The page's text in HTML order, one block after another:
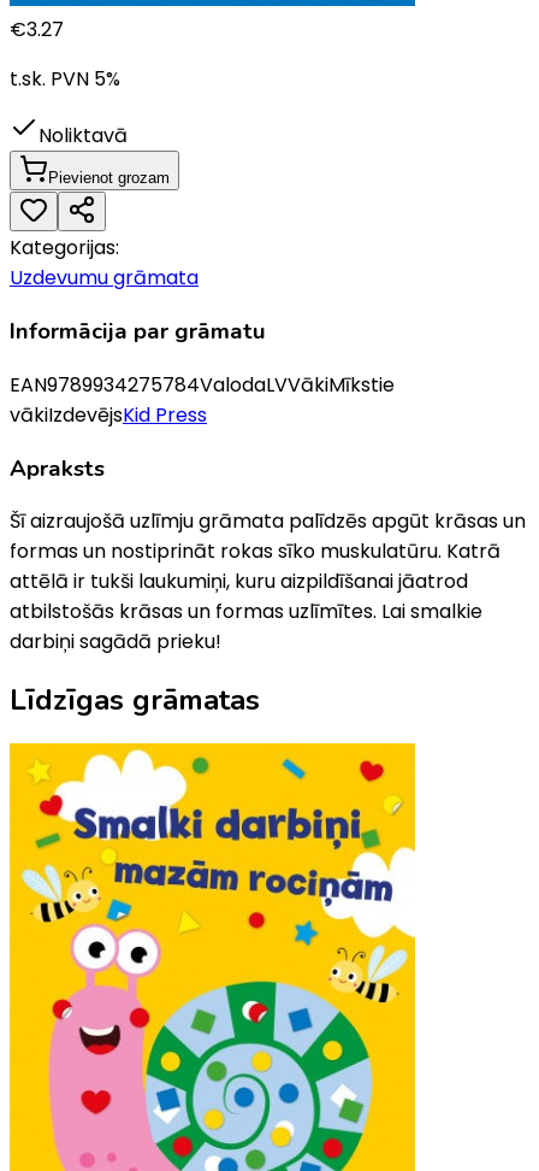
€3.27
t.sk. PVN 5%
Noliktavā
Pievienot grozam
Kategorijas:
Uzdevumu grāmata
Informācija par grāmatu
EAN9789934275784ValodaLVVākiMīkstie
vākiIzdevējsKid Press
Apraksts
Šī aizraujošā uzlīmju grāmata palīdzēs apgūt krāsas un
formas un nostiprināt rokas sīko muskulatūru. Katrā
attēlā ir tukši laukumiņi, kuru aizpildīšanai jāatrod
atbilstošās krāsas un formas uzlīmītes. Lai smalkie
darbiņi sagādā prieku!
Līdzīgas grāmatas